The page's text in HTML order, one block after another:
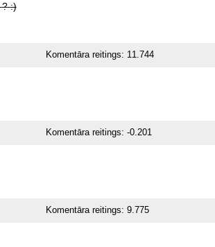
? :)
Komentāra reitings: 11.744
Komentāra reitings:-0.201
Komentāra reitings:9.775